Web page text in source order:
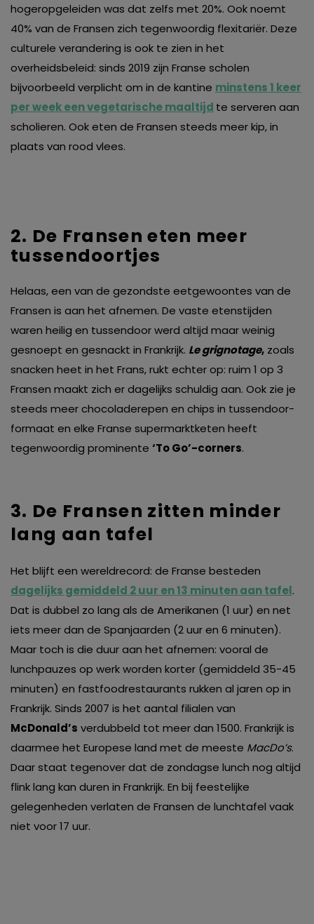
hogeropgeleiden was dat zelfs met 20%. Ook noemt
40% van de Fransen zich tegenwoordig flexitariër. Deze
culturele verandering is ook te zien in het
overheidsbeleid: sinds 2019 zijn Franse scholen
bijvoorbeeld verplicht om in de kantine minstens 1 keer
per week een vegetarische maaltijd te serveren aan
scholieren. Ook eten de Fransen steeds meer kip, in
plaats van rood vlees.
2. De Fransen eten meer
tussendoortjes
Helaas, een van de gezondste eetgewoontes van de
Fransen is aan het afnemen. De vaste etenstijden
waren heilig en tussendoor werd altijd maar weinig
gesnoept en gesnackt in Frankrijk. Le grignotage, zoals
snacken heet in het Frans, rukt echter op: ruim 1 op 3
Fransen maakt zich er dagelijks schuldig aan. Ook zie je
steeds meer chocoladerepen en chips in tussendoor-
formaat en elke Franse supermarktketen heeft
tegenwoordig prominente ‘To Go’-corners.
3. De Fransen zitten minder
lang aan tafel
Het blijft een wereldrecord: de Franse besteden
dagelijks gemiddeld 2 uur en 13 minuten aan tafel.
Dat is dubbel zo lang als de Amerikanen (1 uur) en net
iets meer dan de Spanjaarden (2 uur en 6 minuten).
Maar toch is die duur aan het afnemen: vooral de
lunchpauzes op werk worden korter (gemiddeld 35-45
minuten) en fastfoodrestaurants rukken al jaren op in
Frankrijk. Sinds 2007 is het aantal filialen van
McDonald’s verdubbeld tot meer dan 1500. Frankrijk is
daarmee het Europese land met de meeste MacDo’s.
Daar staat tegenover dat de zondagse lunch nog altijd
flink lang kan duren in Frankrijk. En bij feestelijke
gelegenheden verlaten de Fransen de lunchtafel vaak
niet voor 17 uur.